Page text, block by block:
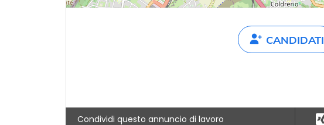
CANDIDATI
Condividi questo annuncio di lavoro